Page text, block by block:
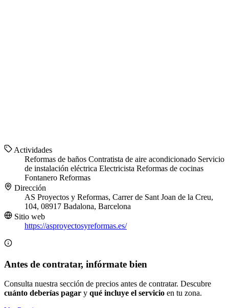
Actividades
Reformas de baños Contratista de aire acondicionado Servicio
de instalación eléctrica Electricista Reformas de cocinas
Fontanero Reformas
Dirección
AS Proyectos y Reformas, Carrer de Sant Joan de la Creu,
104, 08917 Badalona, Barcelona
Sitio web
https://asproyectosyreformas.es/
Antes de contratar, infórmate bien
Consulta nuestra sección de precios antes de contratar. Descubre
cuánto deberías pagar y qué incluye el servicio en tu zona.